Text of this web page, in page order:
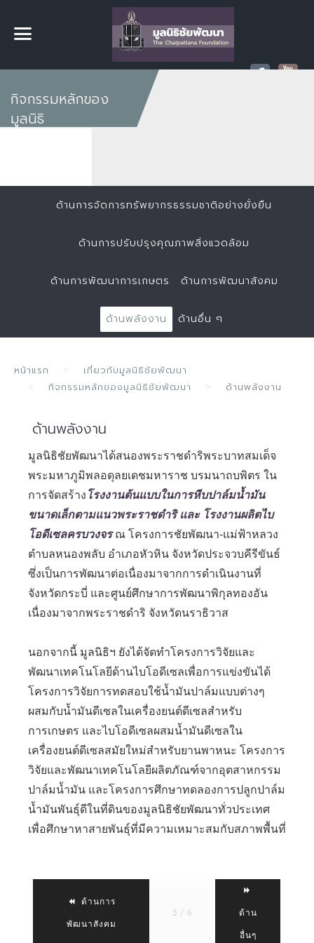
กิจกรรมหลักของ
มูลนิธิ
ด้านการจัดการทรัพยากรธรรมชาติอย่างยั่งยืน
ด้านการปรับปรุงคุณภาพสิ่งแวดล้อม
ด้านการพัฒนาการเกษตร ด้านการพัฒนาสังคม
ด้านพลังงาน ด้านอื่น ๆ
หน้าแรก
เกี่ยวกับมูลนิธิชัยพัฒนา
กิจกรรมหลักของมูลนิธิชัยพัฒนา
ด้านพลังงาน
ด้านพลังงาน
มูลนิธิชัยพัฒนาได้สนองพระราชดำริพระบาทสมเด็จ
พระมหาภูมิพลอดุลยเดชมหาราช บรมนาถบพิตร ใน
การจัดสร้าง โรงงานต้นแบบในการหีบปาล์มน้ำมัน
ขนาดเล็กตามแนวพระราชดำริ และ โรงงานผลิตไบ
โอดีเซลครบวงจรณ โครงการชัยพัฒนา-แม่ฟ้าหลวง
ตำบลหนองพลับ อำเภอหัวหิน จังหวัดประจวบคีรีขันธ์
ซึ่งเป็นการพัฒนาต่อเนื่องมาจากการดำเนินงานที่
จังหวัดกระบี่ และศูนย์ศึกษาการพัฒนาพิกุลทองอัน
เนื่องมาจากพระราชดำริ จังหวัดนราธิวาส
นอกจากนี้ มูลนิธิฯ ยังได้จัดทำโครงการวิจัยและ
พัฒนาเทคโนโลยีด้านไบโอดีเซลเพื่อการแข่งขันได้
โครงการวิจัยการทดสอบใช้น้ำมันปาล์มแบบต่างๆ
ผสมกับน้ำมันดีเซลในเครื่องยนต์ดีเซลสำหรับ
การเกษตร และไบโอดีเซลผสมน้ำมันดีเซลใน
เครื่องยนต์ดีเซลสมัยใหม่สำหรับยานพาหนะ โครงการ
วิจัยและพัฒนาเทคโนโลยีผลิตภัณฑ์จากอุตสาหกรรม
ปาล์มน้ำมัน และโครงการศึกษาทดลองการปลูกปาล์ม
น้ำมันพันธุ์ดีในที่ดินของมูลนิธิชัยพัฒนาทั่วประเทศ
เพื่อศึกษาหาสายพันธุ์ที่มีความเหมาะสมกับสภาพพื้นที่
ด้านการ
พัฒนาสังคม
5 / 6 ด้าน
อื่นๆ